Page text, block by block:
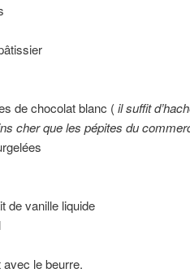
de chocolat blanc (il suffit
cher que les pépites du
de vanille liquide
avec le beurre.